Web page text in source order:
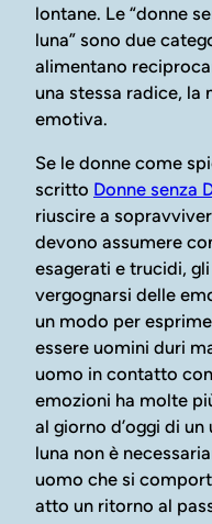
lontane. Le “donne
luna” sono due
alimentano
una stessa radice, la
emotiva.
Se le donne come
scritto Donne senza
riuscire a
devono assumere
esagerati e trucidi,
vergognarsi delle
un modo per
essere uomini duri
uomo in contatto
emozioni ha molte
al giorno d’oggi di
luna non è
uomo che si
atto un ritorno al